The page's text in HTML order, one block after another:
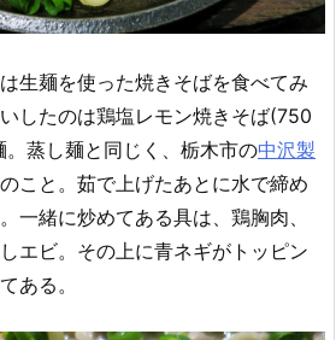
生麺を使った焼きそばを食べてみ
したのは鶏塩レモン焼きそば(750
蒸し麺と同じく、栃木市の中沢製
こと。茹で上げたあとに水で締め
一緒に炒めてある具は、鶏胸肉、
エビ。その上に青ネギがトッピン
ある。